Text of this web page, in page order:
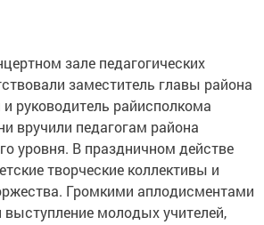
зале педагогических
заместитель главы района
руководитель райисполкома
вручили педагогам района
уровня. В праздничном действе
творческие коллективы и
Громкими аплодисментами
выступление молодых учителей,